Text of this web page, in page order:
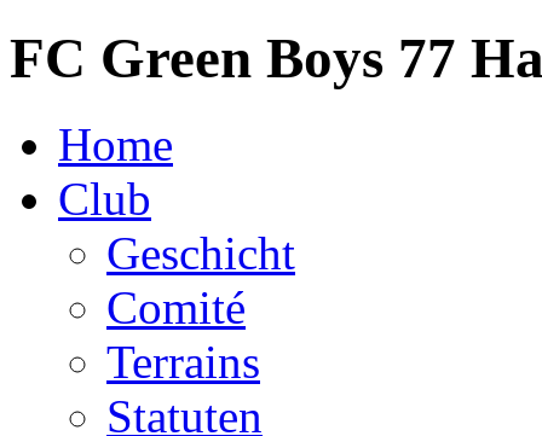
FC Green Boys 77
Home
Club
Geschicht
Comité
Terrains
Statuten